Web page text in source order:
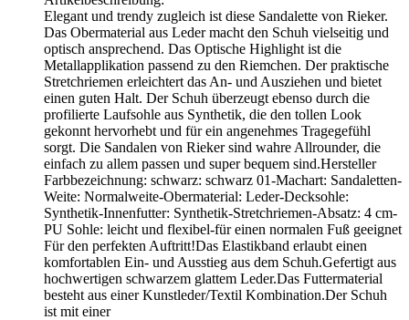
Elegant und trendy zugleich ist diese Sandalette von Rieker.
Das Obermaterial aus Leder macht den Schuh vielseitig und
optisch ansprechend. Das Optische Highlight ist die
Metallapplikation passend zu den Riemchen. Der praktische
Stretchriemen erleichtert das An- und Ausziehen und bietet
einen guten Halt. Der Schuh überzeugt ebenso durch die
profilierte Laufsohle aus Synthetik, die den tollen Look
gekonnt hervorhebt und für ein angenehmes Tragegefühl
sorgt. Die Sandalen von Rieker sind wahre Allrounder, die
einfach zu allem passen und super bequem sind.Hersteller
Farbbezeichnung: schwarz: schwarz 01-Machart: Sandaletten-
Weite: Normalweite-Obermaterial: Leder-Decksohle:
Synthetik-Innenfutter: Synthetik-Stretchriemen-Absatz: 4 cm-
PU Sohle: leicht und flexibel-für einen normalen Fuß geeignet
Für den perfekten Auftritt!Das Elastikband erlaubt einen
komfortablen Ein- und Ausstieg aus dem Schuh.Gefertigt aus
hochwertigen schwarzem glattem Leder.Das Futtermaterial
besteht aus einer Kunstleder/Textil Kombination.Der Schuh
ist mit einer